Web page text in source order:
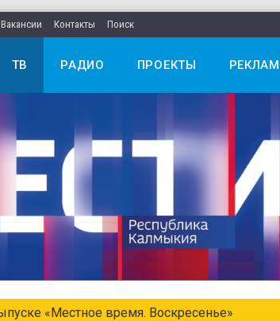
Вакансии Контакты Поиск
ТВ РАДИО ПРОЕКТЫ
«Местное время. Воскресенье»